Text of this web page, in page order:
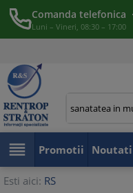
Comanda telefonica
Luni – Vineri, 08:30 – 17:00
 Promotii Noutati
Esti aici: RS